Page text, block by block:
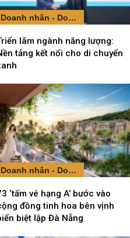
Doanh nhân - Doanh nghiệp
lãm ngành năng lượng:
tảng kết nối cho di chuyển
Doanh nhân - Doanh nghiệp
‘tấm vé hạng A’ bước vào
đồng tinh hoa bên vịnh
biệt lập Đà Nẵng